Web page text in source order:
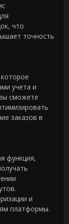
что
точность
учета и
сможете
заказов в
функция,
и
платформы.